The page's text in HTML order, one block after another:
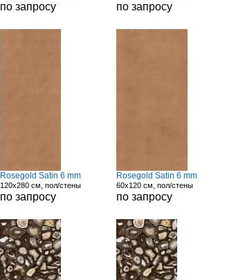
по запросу по запросу
Rosegold Satin 6 mm
120x280 см, пол/стены
по запросу
Rosegold Satin 6 mm
60x120 см, пол/стены
по запросу